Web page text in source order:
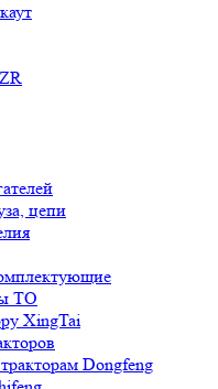
цепи
ТО
XingTai
Dongfeng